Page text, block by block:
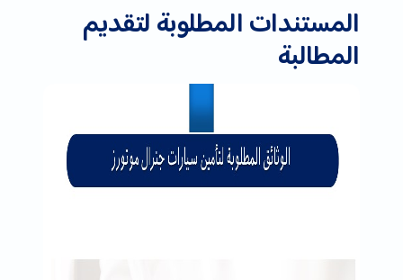
المستندات المطلوبة لتقديم
المطالبة